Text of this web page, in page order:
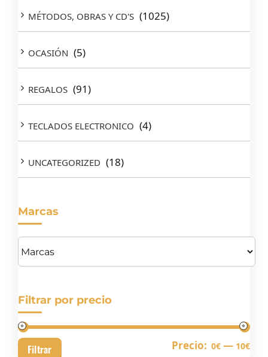
MÉTODOS, OBRAS Y CD'S (1025)
OCASIÓN (5)
REGALOS (91)
TECLADOS ELECTRONICO (4)
UNCATEGORIZED (18)
Marcas
Filtrar por precio
Filtrar Precio: 0€ — 10€